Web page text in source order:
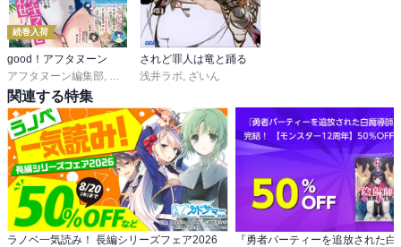
続巻入荷
good！アフタヌーン
アフタヌーン編集部
水薙竜,松枝穂積 ,
されど罪人は竜と踊る
浅井ラボ ざいん
関連する特集
ラノベ一気読み！ 長編シリーズフェア2026